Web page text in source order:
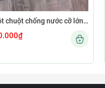
Lót chuột chống nước cỡ lớn 80x30cm dày 3mm ASTRO-02-80X30